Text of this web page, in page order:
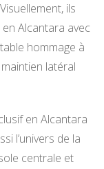
ils
Alcantara avec
hommage à
latéral
en Alcantara
l’univers de la
centrale et